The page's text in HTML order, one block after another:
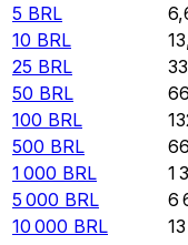
5 BRL
10 BRL
25 BRL
50 BRL
100 BRL
500 BRL
1 000 BRL 1
5 000 BRL 6
10 000 BRL